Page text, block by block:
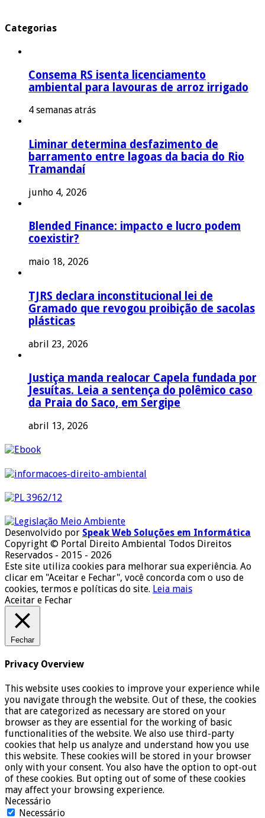
Categorias
Consema RS isenta licenciamento
ambiental para lavouras de arroz irrigado
4 semanas atrás
Liminar determina desfazimento de
barramento entre lagoas da bacia do Rio
Tramandaí
junho 4, 2026
Blended Finance: impacto e lucro podem
coexistir?
maio 18, 2026
TJRS declara inconstitucional lei de
Gramado que revogou proibição de sacolas
plásticas
abril 23, 2026
Justiça manda realocar Capela fundada por
Jesuítas. Leia a sentença do polêmico caso
da Praia do Saco, em Sergipe
abril 13, 2026
Desenvolvido por Speak Web Soluções em Informática
Copyright © Portal Direito Ambiental Todos Direitos
Reservados - 2015 - 2026
Este site utiliza cookies para melhorar sua experiência. Ao
clicar em "Aceitar e Fechar", você concorda com o uso de
cookies, termos e políticas do site. Leia mais
Aceitar e Fechar
Fechar
Privacy Overview
This website uses cookies to improve your experience while
you navigate through the website. Out of these, the cookies
that are categorized as necessary are stored on your
browser as they are essential for the working of basic
functionalities of the website. We also use third-party
cookies that help us analyze and understand how you use
this website. These cookies will be stored in your browser
only with your consent. You also have the option to opt-out
of these cookies. But opting out of some of these cookies
may affect your browsing experience.
Necessário
Necessário